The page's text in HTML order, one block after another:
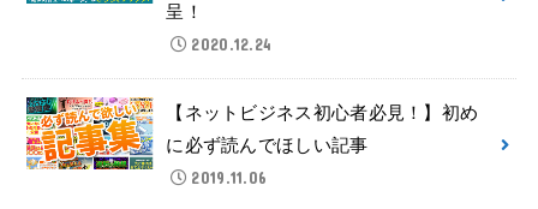
呈！
2020.12.24
【ネットビジネス初心者必見！】初め
に必ず読んでほしい記事
2019.11.06